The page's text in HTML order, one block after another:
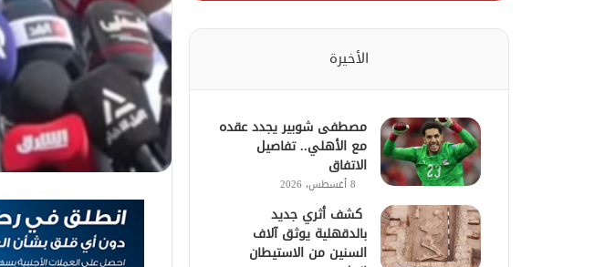
الأخيرة
مصطفى شوبير يجدد عقده
مع الأهلي.. تفاصيل
الاتفاق
8 أغسطس، 2026
كشف أثري جديد
بالدقهلية يوثق آلاف
السنين من الاستيطان